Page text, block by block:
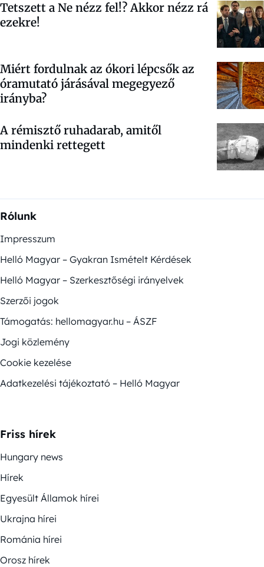
Tetszett a Ne nézz fel!? Akkor nézz rá
ezekre!
Miért fordulnak az ókori lépcsők az
óramutató járásával megegyező
irányba?
A rémisztő ruhadarab, amitől
mindenki rettegett
Rólunk
Impresszum
Helló Magyar – Gyakran Ismételt Kérdések
Helló Magyar – Szerkesztőségi irányelvek
Szerzői jogok
Támogatás: hellomagyar.hu – ÁSZF
Jogi közlemény
Cookie kezelése
Adatkezelési tájékoztató – Helló Magyar
Friss hírek
Hungary news
Hírek
Egyesült Államok hírei
Ukrajna hírei
Románia hírei
Orosz hírek